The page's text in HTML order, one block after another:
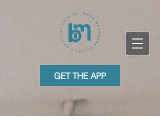
GET THE APP